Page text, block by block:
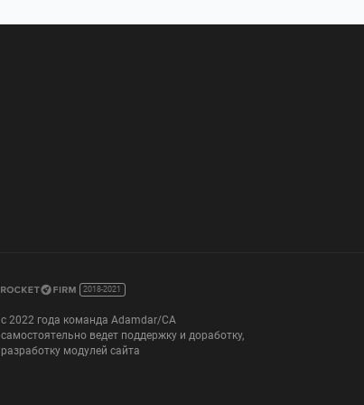
2018-2021
с 2022 года команда Adamdar/CA
самостоятельно ведет поддержку и доработку,
разработку модулей сайта